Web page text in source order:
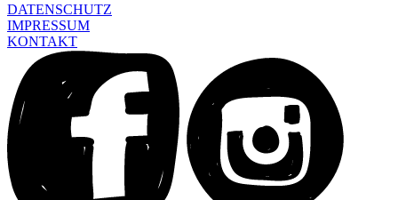
DATENSCHUTZ
IMPRESSUM
KONTAKT